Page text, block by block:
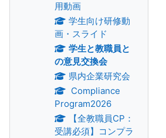
用動画
学生向け研修動
画・スライド
学生と教職員と
の意見交換会
県内企業研究会
Compliance
Program2026
【全教職員CP：
受講必須】コンプラ